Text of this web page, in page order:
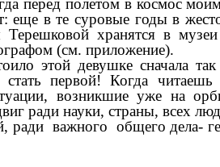
перед полетом в космос
в те суровые годы в
хранятся в
(см. приложение).
девушке сначала так
первой! Когда
возникшие уже на
ради науки, страны, всех
ради важного общего дела-